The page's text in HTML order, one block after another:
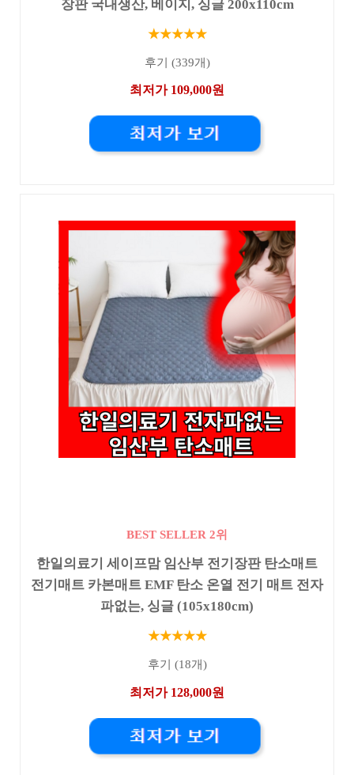
장판 국내생산, 베이지, 싱글 200x110cm
★★★★★
후기 (339개)
최저가 109,000원
BEST SELLER 2위
한일의료기 세이프맘 임산부 전기장판 탄소매트
전기매트 카본매트 EMF 탄소 온열 전기 매트 전자
파없는, 싱글 (105x180cm)
★★★★★
후기 (18개)
최저가 128,000원